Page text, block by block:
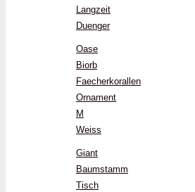
Langzeit
Duenger
Oase
Biorb
Faecherkorallen
Ornament
M
Weiss
Giant
Baumstamm
Tisch